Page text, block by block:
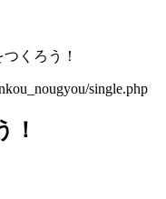
くろう！
single.php
！